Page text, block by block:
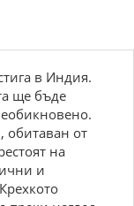
в Индия.
ще бъде
обитаван от
на
и